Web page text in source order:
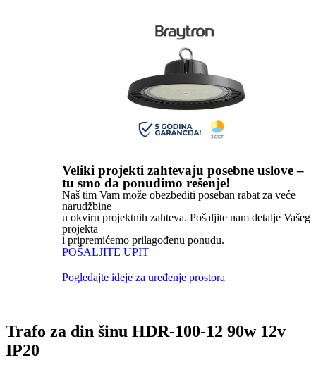
Veliki projekti zahtevaju posebne uslove –
tu smo da ponudimo rešenje!
Naš tim Vam može obezbediti poseban rabat za veće
narudžbine
u okviru projektnih zahteva. Pošaljite nam detalje Vašeg
projekta
i pripremićemo prilagođenu ponudu.
POŠALJITE UPIT
Pogledajte ideje za uređenje prostora
Trafo za din šinu HDR-100-12 90w 12v
IP20